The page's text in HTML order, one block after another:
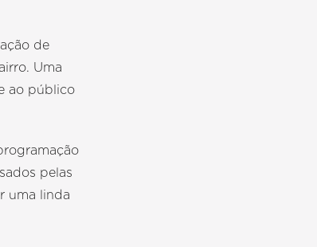
de
Uma
ao público
pelas
uma linda